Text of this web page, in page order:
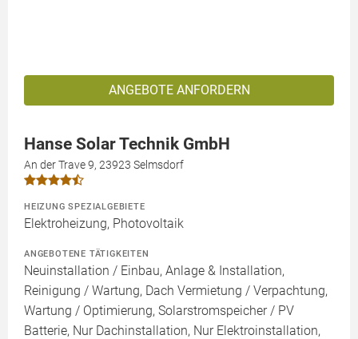
ANGEBOTE ANFORDERN
Hanse Solar Technik GmbH
An der Trave 9, 23923 Selmsdorf
HEIZUNG SPEZIALGEBIETE
Elektroheizung, Photovoltaik
ANGEBOTENE TÄTIGKEITEN
Neuinstallation / Einbau, Anlage & Installation,
Reinigung / Wartung, Dach Vermietung / Verpachtung,
Wartung / Optimierung, Solarstromspeicher / PV
Batterie, Nur Dachinstallation, Nur Elektroinstallation,